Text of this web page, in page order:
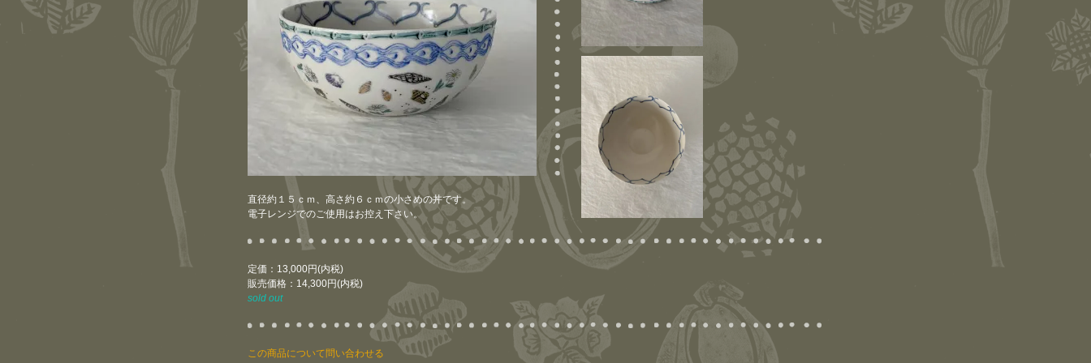
直径約１５ｃｍ、高さ約６ｃｍの小さめの丼です。
電子レンジでのご使用はお控え下さい。
定価：13,000円(内税)
販売価格：14,300円(内税)
sold out
この商品について問い合わせる